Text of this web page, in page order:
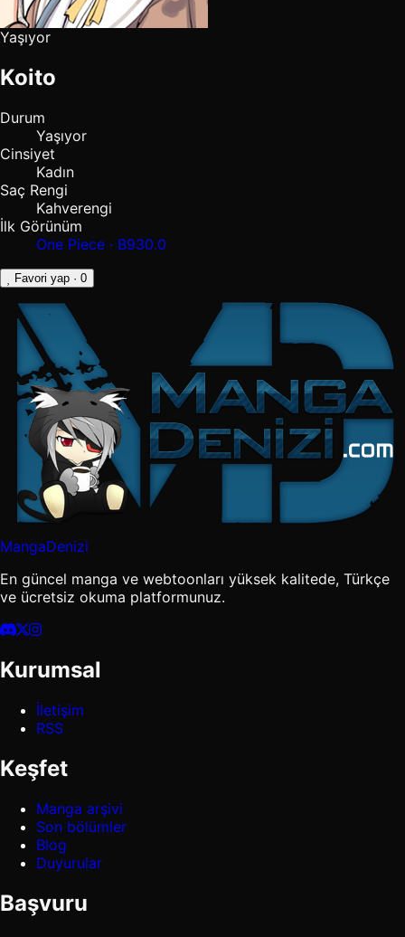
Yaşıyor
Koito
Durum
Yaşıyor
Cinsiyet
Kadın
Saç Rengi
Kahverengi
İlk Görünüm
One Piece · B930.0
Favori yap · 0
MangaDenizi
En güncel manga ve webtoonları yüksek kalitede, Türkçe
ve ücretsiz okuma platformunuz.
Kurumsal
İletişim
RSS
Keşfet
Manga arşivi
Son bölümler
Blog
Duyurular
Başvuru